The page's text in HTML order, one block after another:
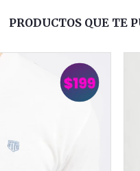
PRODUCTOS QUE TE